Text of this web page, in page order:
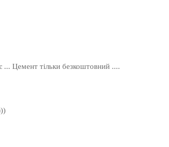
... Цемент тільки безкоштовний ....